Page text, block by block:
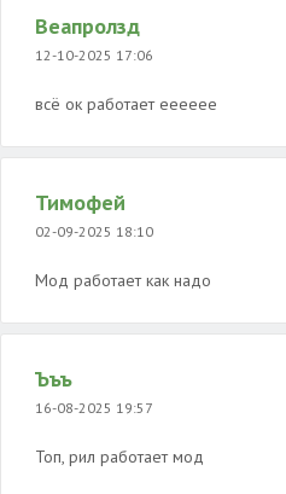
Веапролзд
12-10-2025 17:06
всё ок работает ееееее
Тимофей
02-09-2025 18:10
Мод работает как надо
Ъъъ
16-08-2025 19:57
Топ, рил работает мод